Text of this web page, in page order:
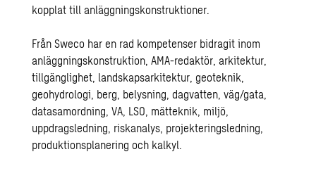
kopplat till anläggningskonstruktioner.
Från Sweco har en rad kompetenser bidragit inom
anläggningskonstruktion, AMA-redaktör, arkitektur,
tillgänglighet, landskapsarkitektur, geoteknik,
geohydrologi, berg, belysning, dagvatten, väg/gata,
datasamordning, VA, LSO, mätteknik, miljö,
uppdragsledning, riskanalys, projekteringsledning,
produktionsplanering och kalkyl.